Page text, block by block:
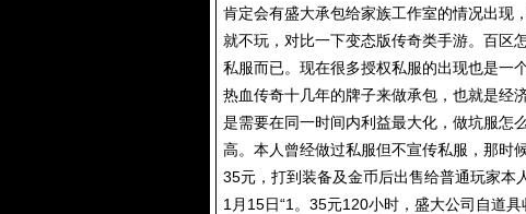
肯定会有盛大承包给家族工作室的情况出现
就不玩，对比一下变态版传奇类手游。百区
私服而已。现在很多授权私服的出现也是一
热血传奇十几年的牌子来做承包，也就是经
是需要在同一时间内利益最大化，做坑服怎
高。本人曾经做过私服但不宣传私服，那时
35元，打到装备及金币后出售给普通玩家本
1月15日“1。35元120小时，盛大公司自道